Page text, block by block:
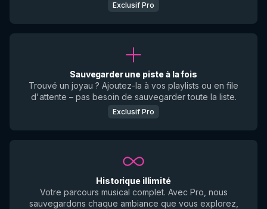
Exclusif Pro
Sauvegarder une piste à la fois
Trouvé un joyau ? Ajoutez-la à vos playlists ou en file
d'attente – pas besoin de sauvegarder toute la liste.
Exclusif Pro
Historique illimité
Votre parcours musical complet. Avec Pro, nous
sauvegardons chaque ambiance que vous explorez,